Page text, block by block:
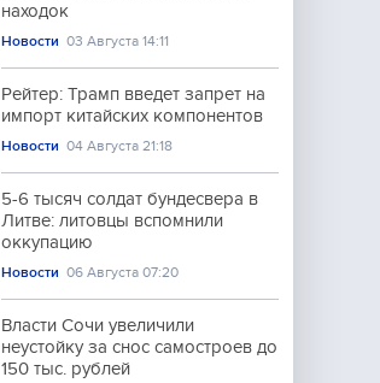
находок
Новости 03 Августа 14:11
Рейтер: Трамп введет запрет на
импорт китайских компонентов
Новости 04 Августа 21:18
5-6 тысяч солдат бундесвера в
Литве: литовцы вспомнили
оккупацию
Новости 06 Августа 07:20
Власти Сочи увеличили
неустойку за снос самостроев до
150 тыс. рублей